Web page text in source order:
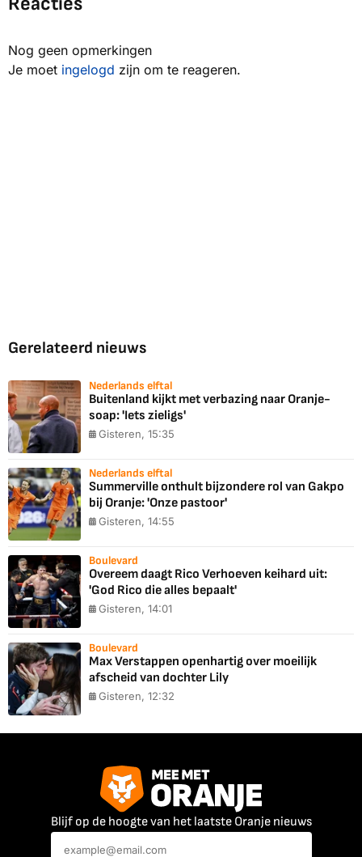
Nog geen opmerkingen
Je moet ingelogd zijn om te reageren.
Gerelateerd nieuws
Nederlands elftal
Buitenland kijkt met verbazing naar Oranje-
soap: 'Iets zieligs'
Gisteren, 15:35
Nederlands elftal
Summerville onthult bijzondere rol van Gakpo
bij Oranje: 'Onze pastoor'
Gisteren, 14:55
Boulevard
Overeem daagt Rico Verhoeven keihard uit:
'God Rico die alles bepaalt'
Gisteren, 14:01
Boulevard
Max Verstappen openhartig over moeilijk
afscheid van dochter Lily
Gisteren, 12:32
Blijf op de hoogte van het laatste Oranje nieuws